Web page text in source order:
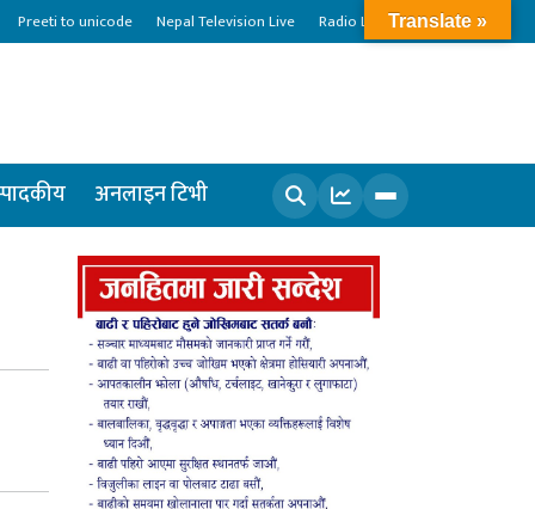
Preeti to unicode Nepal Television Live Radio Live
अनलाइन टिभी
खोज्नुहोस
Translate »